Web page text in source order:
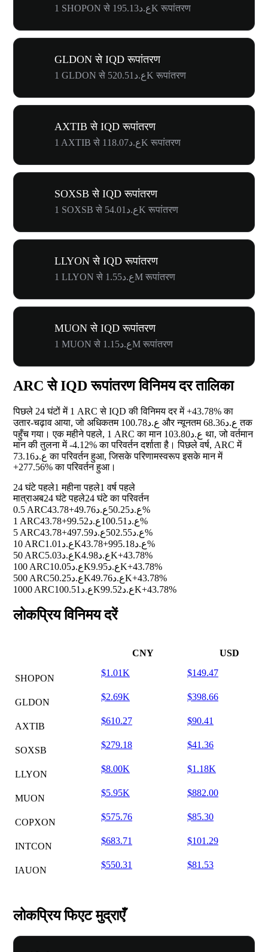
1 SHOPON से ع.د195.13K रूपांतरण
GLDON से IQD रूपांतरण
1 GLDON से ع.د520.51K रूपांतरण
AXTIB से IQD रूपांतरण
1 AXTIB से ع.د118.07K रूपांतरण
SOXSB से IQD रूपांतरण
1 SOXSB से ع.د54.01K रूपांतरण
LLYON से IQD रूपांतरण
1 LLYON से ع.د1.55M रूपांतरण
MUON से IQD रूपांतरण
1 MUON से ع.د1.15M रूपांतरण
ARC से IQD रूपांतरण विनिमय दर तालिका
पिछले 24 घंटों में 1 ARC से IQD की विनिमय दर में+43.78%का
उतार-चढ़ाव आया, जो अधिकतम ع.د100.78 और न्यूनतम ع.د68.36 तक
पहुँच गया। एक महीने पहले, 1 ARC का मान ع.د103.80 था, जो वर्तमान
मान की तुलना में-4.12%का परिवर्तन दर्शाता है। पिछले वर्ष, ARC में
ع.د73.16 का परिवर्तन हुआ, जिसके परिणामस्वरूप इसके मान में
+277.56%का परिवर्तन हुआ।
24 घंटे पहले1 महीना पहले1 वर्ष पहले
मात्राअब24 घंटे पहले24 घंटे का परिवर्तन
0.5 ARC
ع.د50.25 ع.د49.76
+43.78%
1 ARC
ع.د100.51 ع.د99.52
+43.78%
5 ARC
ع.د502.55 ع.د497.59
+43.78%
10 ARC
ع.د1.01K ع.د995.18+43.78%
50 ARC
ع.د5.03K ع.د4.98K+43.78%
100 ARC
ع.د10.05K ع.د9.95K+43.78%
500 ARC
ع.د50.25K ع.د49.76K+43.78%
1000 ARC
ع.د100.51K ع.د99.52K+43.78%
लोकप्रिय विनिमय दरें
CNY USD
SHOPON
$1.01K $149.47
GLDON
$2.69K $398.66
AXTIB
$610.27 $90.41
SOXSB
$279.18 $41.36
LLYON
$8.00K $1.18K
MUON
$5.95K $882.00
COPXON
$575.76 $85.30
INTCON
$683.71 $101.29
IAUON
$550.31 $81.53
लोकप्रिय फिएट मुद्राएँ